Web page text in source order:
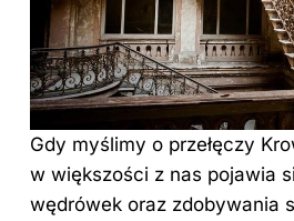
Gdy myślimy o przełęczy
w większości z nas pojawia
wędrówek oraz zdobywania